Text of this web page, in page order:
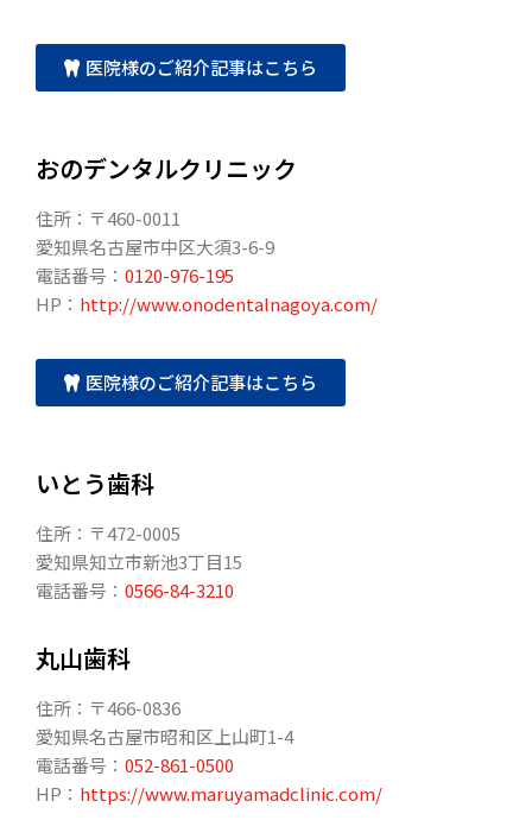
医院様のご紹介記事はこちら
おのデンタルクリニック
住所：〒460-0011
愛知県名古屋市中区大須3-6-9
電話番号： 0120-976-195
HP： http://www.onodentalnagoya.com/
医院様のご紹介記事はこちら
いとう歯科
住所：〒472-0005
愛知県知立市新池3丁目15
電話番号： 0566-84-3210
丸山歯科
住所：〒466-0836
愛知県名古屋市昭和区上山町1-4
電話番号： 052-861-0500
HP： https://www.maruyamadclinic.com/